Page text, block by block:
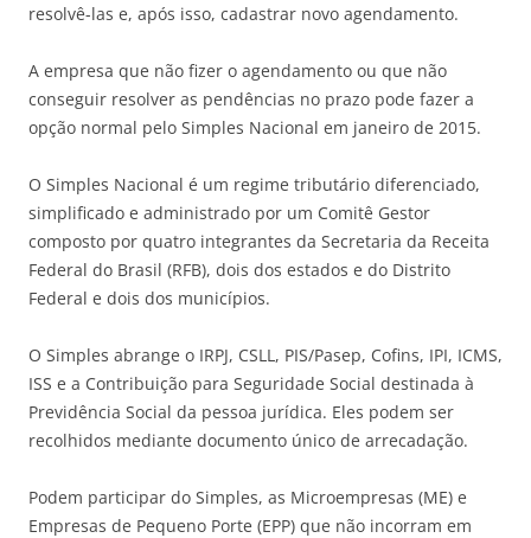
resolvê-las e, após isso, cadastrar novo agendamento.
A empresa que não fizer o agendamento ou que não
conseguir resolver as pendências no prazo pode fazer a
opção normal pelo Simples Nacional em janeiro de 2015.
O Simples Nacional é um regime tributário diferenciado,
simplificado e administrado por um Comitê Gestor
composto por quatro integrantes da Secretaria da Receita
Federal do Brasil (RFB), dois dos estados e do Distrito
Federal e dois dos municípios.
O Simples abrange o IRPJ, CSLL, PIS/Pasep, Cofins, IPI, ICMS,
ISS e a Contribuição para Seguridade Social destinada à
Previdência Social da pessoa jurídica. Eles podem ser
recolhidos mediante documento único de arrecadação.
Podem participar do Simples, as Microempresas (ME) e
Empresas de Pequeno Porte (EPP) que não incorram em